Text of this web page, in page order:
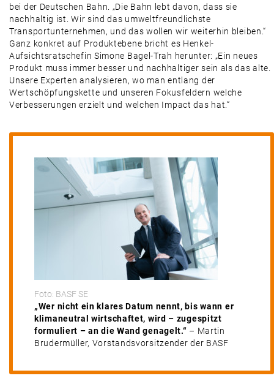
bei der Deutschen Bahn. „Die Bahn lebt davon, dass sie
nachhaltig ist. Wir sind das umweltfreundlichste
Transportunternehmen, und das wollen wir weiterhin bleiben.“
Ganz konkret auf Produktebene bricht es Henkel-
Aufsichtsratschefin Simone Bagel-Trah herunter: „Ein neues
Produkt muss immer besser und nachhaltiger sein als das alte.
Unsere Experten analysieren, wo man entlang der
Wertschöpfungskette und unseren Fokusfeldern welche
Verbesserungen erzielt und welchen Impact das hat.“
Foto: BASF SE
„Wer nicht ein klares Datum nennt, bis wann er
klimaneutral wirtschaftet, wird – zugespitzt
formuliert – an die Wand genagelt.“ – Martin
Brudermüller, Vorstandsvorsitzender der BASF